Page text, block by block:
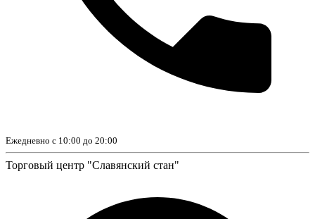
Ежедневно с 10:00 до 20:00
Торговый центр "Славянский стан"